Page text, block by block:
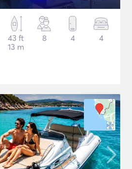
43 ft
13 m
8 4 4